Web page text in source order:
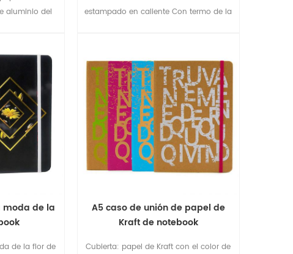
aluminio del
estampado en caliente Con termo de la
moda de la
de la flor de
A5 caso de unión de papel de
Kraft de notebook
Cubierta: papel de Kraft con el color de